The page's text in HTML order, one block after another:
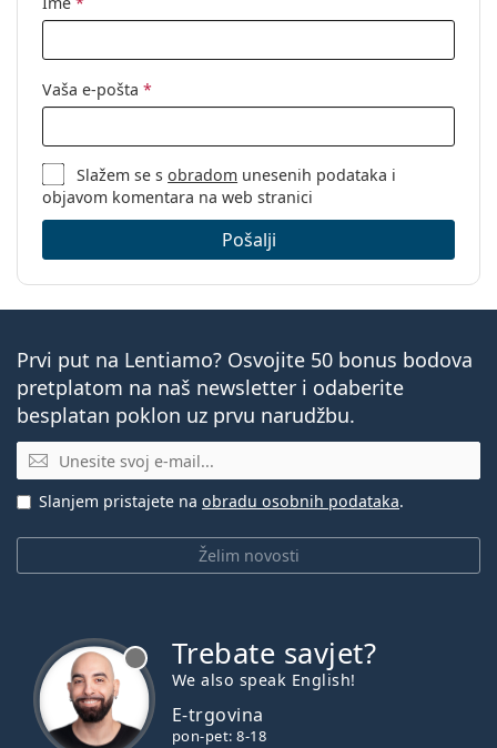
Vaša e-pošta *
Slažem se sobradom unesenih podataka i
objavom komentara na web stranici
Pošalji
Prvi put na Lentiamo? Osvojite 50 bonus bodova
pretplatom na naš newsletter i odaberite
besplatan poklon uz prvu narudžbu.
E-mail
Želim novosti
Slanjem pristajete na obradu osobnih podataka.
Trebate savjet?
We also speak English!
E-trgovina
pon-pet: 8-18